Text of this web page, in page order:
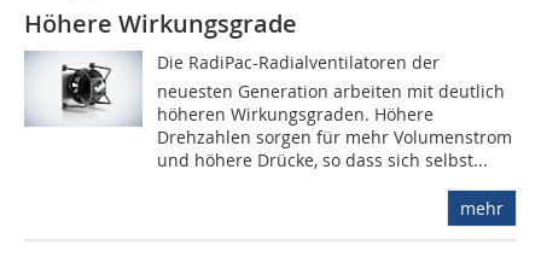
Höhere Wirkungsgrade
Die RadiPac-Radialventilatoren der
neuesten Generation arbeiten mit deutlich
höheren Wirkungsgraden. Höhere
Drehzahlen sorgen für mehr Volumenstrom
und höhere Drücke, so dass sich selbst...
mehr